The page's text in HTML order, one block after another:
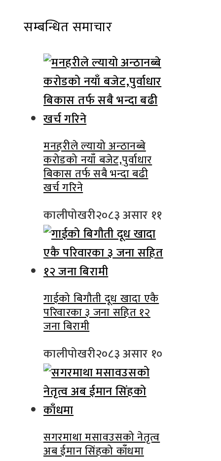
सम्बन्धित समाचार
मनहरीले ल्यायो अन्ठानब्बे
करोडको नयाँ बजेट,पुर्वाधार
बिकास तर्फ सबै भन्दा बढी
खर्च गरिने
कालीपोखरी२०८३ असार ११
गाईको बिगौती दूध खादा एकै
परिवारका ३ जना सहित १२
जना बिरामी
कालीपोखरी२०८३ असार १०
सगरमाथा मसावउसको नेतृत्व
अब ईमान सिंहको काँधमा